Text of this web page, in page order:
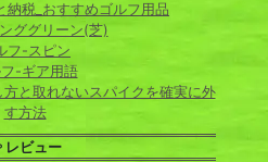
納税_おすすめゴルフ用品
ググリーン(芝)
フ-スピン
-ギア用語
と取れないスパイクを確実に外
す方法
レビュー